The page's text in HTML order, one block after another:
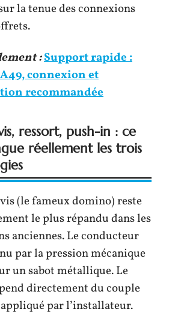
la tenue des connexions
:Support rapide :
connexion et
recommandée
ressort, push-in : ce
réellement les trois
(le fameux domino) reste
le plus répandu dans les
anciennes. Le conducteur
par la pression mécanique
un sabot métallique. Le
directement du couple
par l’installateur.